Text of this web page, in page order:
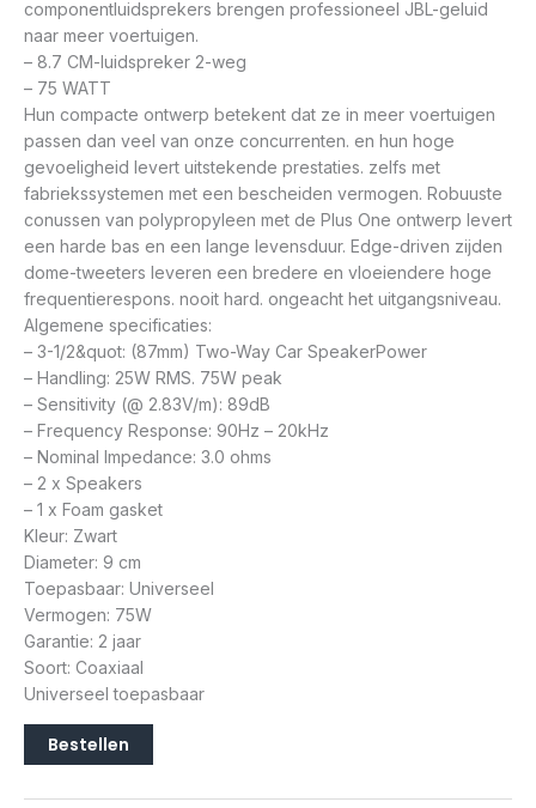
componentluidsprekers brengen professioneel JBL-geluid
naar meer voertuigen.
– 8.7 CM-luidspreker 2-weg
– 75 WATT
Hun compacte ontwerp betekent dat ze in meer voertuigen
passen dan veel van onze concurrenten. en hun hoge
gevoeligheid levert uitstekende prestaties. zelfs met
fabriekssystemen met een bescheiden vermogen. Robuuste
conussen van polypropyleen met de Plus One ontwerp levert
een harde bas en een lange levensduur. Edge-driven zijden
dome-tweeters leveren een bredere en vloeiendere hoge
frequentierespons. nooit hard. ongeacht het uitgangsniveau.
Algemene specificaties:
– 3-1/2&quot: (87mm) Two-Way Car SpeakerPower
– Handling: 25W RMS. 75W peak
– Sensitivity (@ 2.83V/m): 89dB
– Frequency Response: 90Hz – 20kHz
– Nominal Impedance: 3.0 ohms
– 2 x Speakers
– 1 x Foam gasket
Kleur: Zwart
Diameter: 9 cm
Toepasbaar: Universeel
Vermogen: 75W
Garantie: 2 jaar
Soort: Coaxiaal
Universeel toepasbaar
Bestellen